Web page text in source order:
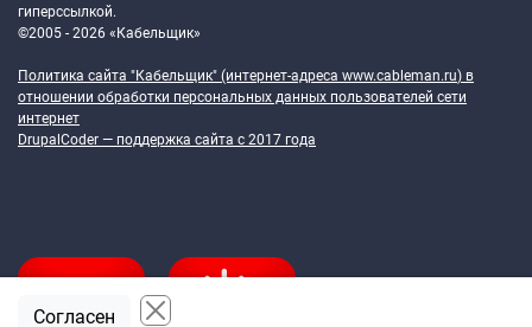
гиперссылкой.
©2005 - 2026 «Кабельщик»
Политика сайта "Кабельщик" (интернет-адреса www.cableman.ru) в
отношении обработки персональных данных пользователей сети
интернет
DrupalCoder — поддержка сайта c 2017 года
Согласен